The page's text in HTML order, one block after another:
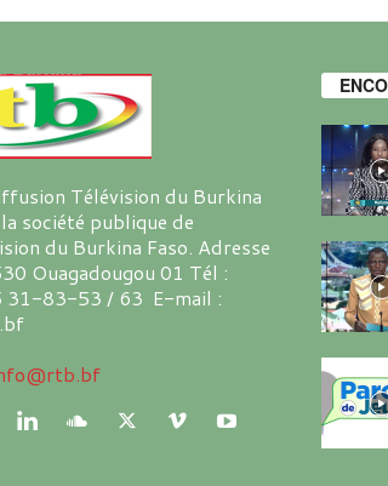
Télévision du Burkina
société publique de
du Burkina Faso. Adresse
Ouagadougou 01 Tél :
31-83-53 / 63 E-mail :